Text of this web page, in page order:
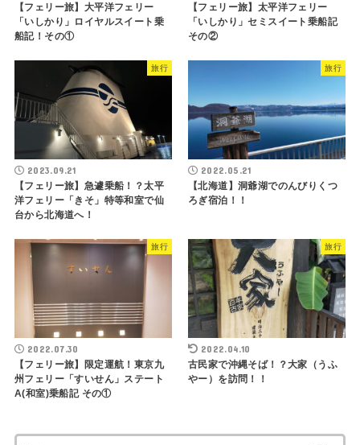
【フェリー旅】大平洋フェリー
「いしかり」ロイヤルスイート乗
船記！その①
【フェリー旅】太平洋フェリー
「いしかり」セミスイート乗船記
その②
旅行
2023.09.21
【フェリー旅】急遽乗船！？太平
洋フェリー「きそ」特等和室で仙
台から北海道へ！
旅行
2022.05.21
【北海道】洞爺湖でのんびりくつ
ろぎ宿泊！！
旅行
2022.07.30
【フェリー旅】限定運航！東京九
州フェリー「すいせん」ステート
A(和室)乗船記 その①
旅行
2022.04.10
古民家で沖縄そば！？大家（うふ
やー）を訪問！！